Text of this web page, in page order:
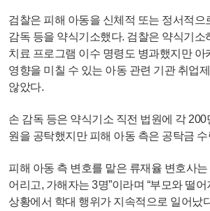
검찰은 피해 아동을 신체적 또는 정서적으
감독 등을 약식기소했다. 검찰은 약식기소
치료 프로그램 이수 명령도 병과했지만 아
영향을 미칠 수 있는 아동 관련 기관 취업
않았다.
손 감독 등은 약식기소 직전 법원에 각 200
원을 공탁했지만 피해 아동 측은 공탁금
피해 아동 측 변호를 맡은 류재율 변호사
어리고, 가해자는 3명”이라며 “부모와 떨
상황에서 학대 행위가 지속적으로 일어났